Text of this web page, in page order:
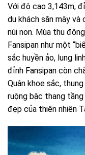
Với độ cao 3,143m,
du khách săn mây và
núi non. Mùa thu
Fansipan như một
sắc huyền ảo, lung
đỉnh Fansipan còn
Quân khoe sắc,
ruộng bậc thang
đẹp của thiên nhiên